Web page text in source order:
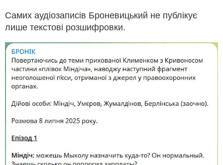
Самих аудіозаписів Броневицький не публікує
лише текстові розшифровки.